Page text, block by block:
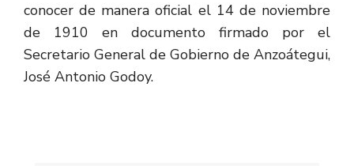
conocer de manera oficial el 14 de noviembre
de 1910 en documento firmado por el
Secretario General de Gobierno de Anzoátegui,
José Antonio Godoy.